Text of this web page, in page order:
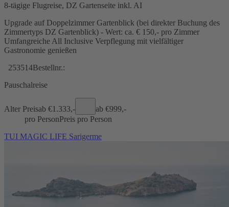
8-tägige Flugreise, DZ Gartenseite inkl. AI
Upgrade auf Doppelzimmer Gartenblick (bei direkter Buchung des
Zimmertyps DZ Gartenblick) - Wert: ca. € 150,- pro Zimmer
Umfangreiche All Inclusive Verpflegung mit vielfältiger
Gastronomie genießen
253514Bestellnr.:
Pauschalreise
Alter Preisab €1.333,- ab €999,-
pro PersonPreis pro Person
TUI MAGIC LIFE Sarigerme